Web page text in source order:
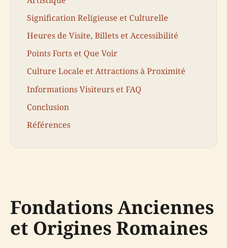
Signification Religieuse et Culturelle
Heures de Visite, Billets et Accessibilité
Points Forts et Que Voir
Culture Locale et Attractions à Proximité
Informations Visiteurs et FAQ
Conclusion
Références
Fondations Anciennes
et Origines Romaines